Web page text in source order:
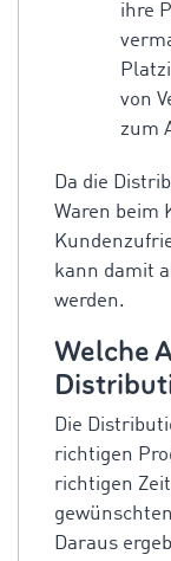
ihre
von
zum
Da die
Waren beim
kann damit
werden.
Welche
Die
richtigen
richtigen
Daraus